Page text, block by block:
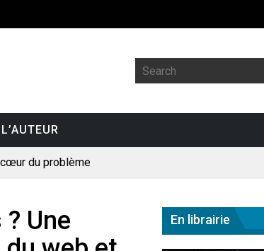
L’AUTEUR
du problème
Une
En librairie